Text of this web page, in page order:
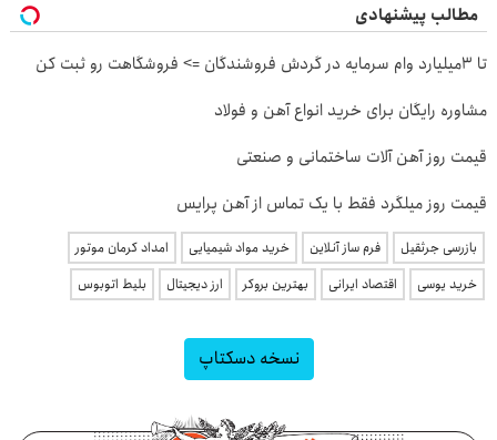
مطالب پیشنهادی
تا 3میلیارد وام سرمایه در گردش فروشندگان => فروشگاهت رو ثبت کن
مشاوره رایگان برای خرید انواع آهن و فولاد
قیمت روز آهن آلات ساختمانی و صنعتی
قیمت روز میلگرد فقط با یک تماس از آهن پرایس
بازرسی جرثقیل فرم ساز آنلاین خرید مواد شیمیایی
امداد کرمان موتور
خرید یوسی
اقتصاد ایرانی بهترین بروکر ارز دیجیتال بلیط اتوبوس
نسخه دسکتاپ